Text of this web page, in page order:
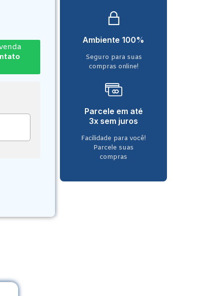
Ambiente 100%
Seguro para suas
compras online!
Parcele em até
3x sem juros
Facilidade para você!
Parcele suas
compras